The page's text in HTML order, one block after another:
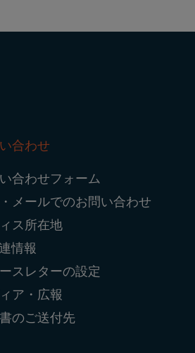
合わせ
合わせフォーム
メールでのお問い合わせ
ス所在地
情報
スレターの設定
ア・広報
のご送付先